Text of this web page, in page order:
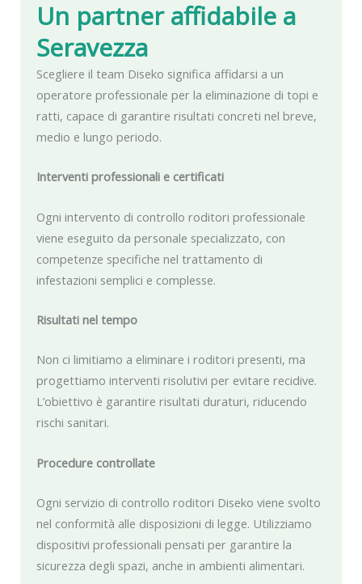
Un partner affidabile a
Seravezza
Scegliere il team Diseko significa affidarsi a un
operatore professionale per la eliminazione di topi e
ratti, capace di garantire risultati concreti nel breve,
medio e lungo periodo.
Interventi professionali e certificati
Ogni intervento di controllo roditori professionale
viene eseguito da personale specializzato, con
competenze specifiche nel trattamento di
infestazioni semplici e complesse.
Risultati nel tempo
Non ci limitiamo a eliminare i roditori presenti, ma
progettiamo interventi risolutivi per evitare recidive.
L’obiettivo è garantire risultati duraturi, riducendo
rischi sanitari.
Procedure controllate
Ogni servizio di controllo roditori Diseko viene svolto
nel conformità alle disposizioni di legge. Utilizziamo
dispositivi professionali pensati per garantire la
sicurezza degli spazi, anche in ambienti alimentari.